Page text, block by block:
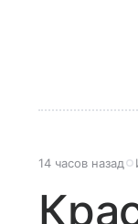
14 часов назад